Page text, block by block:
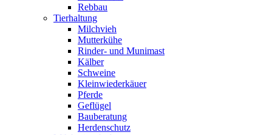
Rebbau
Tierhaltung
Milchvieh
Mutterkühe
Rinder- und Munimast
Kälber
Schweine
Kleinwiederkäuer
Pferde
Geflügel
Bauberatung
Herdenschutz